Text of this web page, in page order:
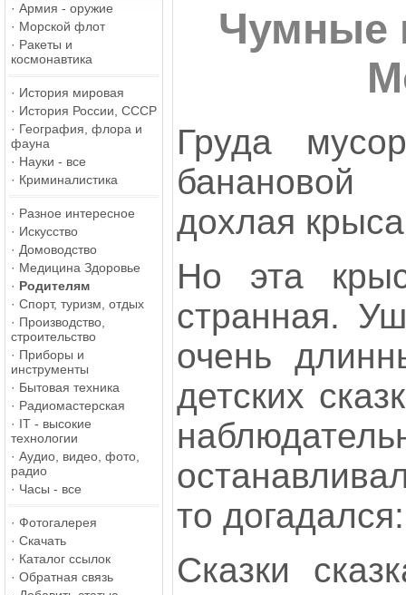
· Армия - оружие
· Морской флот
· Ракеты и
космонавтика
· История мировая
· История России, СССР
· География, флора и
фауна
· Науки - все
· Криминалистика
· Разное интересное
· Искусство
· Домоводство
· Медицина Здоровье
· Родителям
· Спорт, туризм, отдых
· Производство,
строительство
· Приборы и
инструменты
· Бытовая техника
· Радиомастерская
· IT - высокие
технологии
· Аудио, видео, фото,
радио
· Часы - все
· Фотогалерея
· Скачать
· Каталог ссылок
· Обратная связь
Чумные
Груда
дохлая
Но эта
странная.
очень
детских
то
Сказки